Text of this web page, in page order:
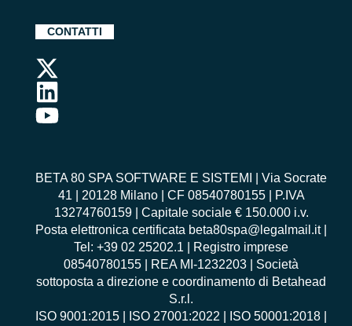
CONTATTI
BETA 80 SPA SOFTWARE E SISTEMI | Via Socrate
41 | 20128 Milano | CF 08540780155 | P.IVA
13274760159 | Capitale sociale € 150.000 i.v.
Posta elettronica certificata beta80spa@legalmail.it |
Tel: +39 02 25202.1 | Registro imprese
08540780155 | REA MI-1232203 | Società
sottoposta a direzione e coordinamento di Betahead
S.r.l.
ISO 9001:2015
ISO 27001:2022 ISO 50001:2018